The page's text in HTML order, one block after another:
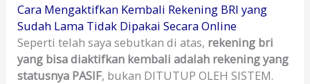
Cara Mengaktifkan Kembali Rekening BRI yang
Sudah Lama Tidak Dipakai Secara Online
Seperti telah saya sebutkan di atas, rekening bri
yang bisa diaktifkan kembali adalah rekening yang
statusnya PASIF, bukan DITUTUP OLEH SISTEM.